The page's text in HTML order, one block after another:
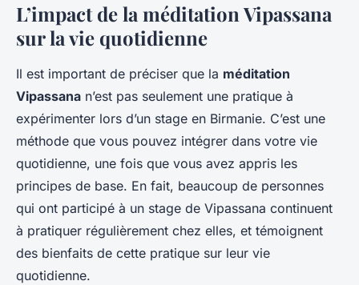
L’impact de la méditation Vipassana
sur la vie quotidienne
Il est important de préciser que la méditation
Vipassana n’est pas seulement une pratique à
expérimenter lors d’un stage en Birmanie. C’est une
méthode que vous pouvez intégrer dans votre vie
quotidienne, une fois que vous avez appris les
principes de base. En fait, beaucoup de personnes
qui ont participé à un stage de Vipassana continuent
à pratiquer régulièrement chez elles, et témoignent
des bienfaits de cette pratique sur leur vie
quotidienne.